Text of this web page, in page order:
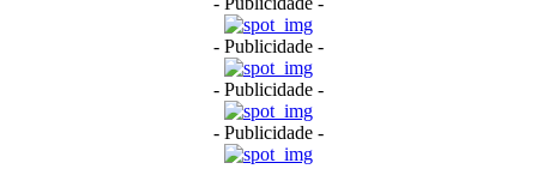
- Publicidade -
- Publicidade -
- Publicidade -